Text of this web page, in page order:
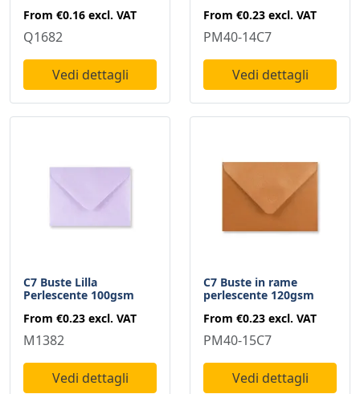
From €0.16 excl. VAT
Q1682
Vedi dettagli
From €0.23 excl. VAT
PM40-14C7
Vedi dettagli
C7 Buste Lilla
Perlescente 100gsm
From €0.23 excl. VAT
M1382
Vedi dettagli
C7 Buste in rame
perlescente 120gsm
From €0.23 excl. VAT
PM40-15C7
Vedi dettagli